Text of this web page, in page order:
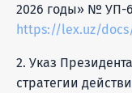
2026 годы» № УП-
https://lex.uz/docs/
2. Указ
стратегии